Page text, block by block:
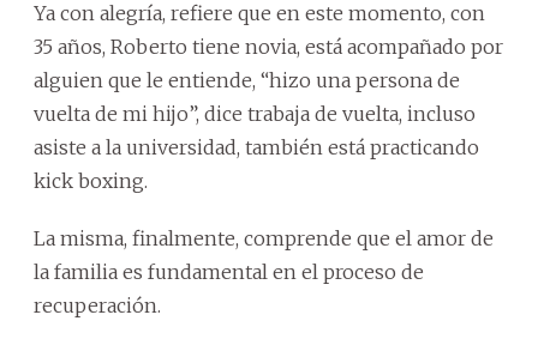
Ya con alegría, refiere que en este momento, con
35 años, Roberto tiene novia, está acompañado por
alguien que le entiende, “hizo una persona de
vuelta de mi hijo”, dice trabaja de vuelta, incluso
asiste a la universidad, también está practicando
kick boxing.
La misma, finalmente, comprende que el amor de
la familia es fundamental en el proceso de
recuperación.